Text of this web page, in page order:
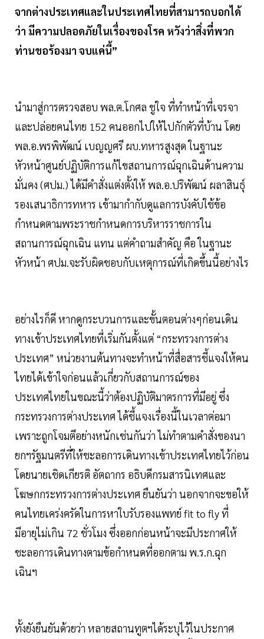
จากต่างประเทศและในประเทศไทยที่สามารถบอกได้
ว่า มีความปลอดภัยในเรื่องของโรค หวังว่าสิ่งที่พวก
ท่านขอร้องมา จบแค่นี้”
นำมาสู่การตรวจสอบ พล.ต.โกศล ชูใจ ที่ทำหน้าที่เจรจา
และปล่อยคนไทย 152 คนออกไปให้ไปกักตัวที่บ้าน โดย
พล.อ.พรพิพัฒน์ เบญญศรี ผบ.ทหารสูงสุด ในฐานะ
หัวหน้าศูนย์ปฏิบัติการแก้ไขสถานการณ์ฉุกเฉินด้านความ
มั่นคง (ศปม.) ได้มีคำสั่งแต่งตั้งให้ พล.อ.ปริพัฒน์ ผลาสินธุ์
รองเสนาธิการทหาร เข้ามากำกับดูแลการบังคับใช้ข้อ
กำหนดตามพระราชกำหนดการบริหารราชการใน
สถานการณ์ฉุกเฉิน แทน แต่คำถามสำคัญ คือ ในฐานะ
หัวหน้า ศปม.จะรับผิดชอบกับเหตุการณ์ที่เกิดขึ้นนี้อย่างไร
อย่างไรก็ดี หากดูกระบวนการและขั้นตอนต่างๆก่อนเดิน
ทางเข้าประเทศไทยที่เริ่มกันตั้งแต่ “กระทรวงการต่าง
ประเทศ” หน่วยงานต้นทางจะทำหน้าที่สื่อสารชี้แจงให้คน
ไทยได้เข้าใจก่อนแล้วเกี่ยวกับสถานการณ์ของ
ประเทศไทยในขณะนี้ว่าต้องปฏิบัติมาตรการที่มีอยู่ ซึ่ง
กระทรวงการต่างประเทศ ได้ชี้แจงเรื่องนี้ในเวลาต่อมา
เพราะถูกโจมตีอย่างหนักเช่นกันว่า ไม่ทำตามคำสั่งของนา
ยกฯรัฐมนตรีที่ให้ชะลอการเดินทางเข้าประเทศไทยไว้ก่อน
โดยนายเชิดเกียรติ อัตถากร อธิบดีกรมสารนิเทศและ
โฆษกกระทรวงการต่างประเทศ ยืนยันว่า นอกจากจะขอให้
คนไทยเคร่งครัดในการหาใบรับรองแพทย์ fit to fly ที่
มีอายุไม่เกิน 72 ชั่วโมง ซึ่งออกก่อนหน้าจะมีประกาศให้
ชะลอการเดินทางตามข้อกำหนดที่ออกตาม พ.ร.ก.ฉุก
เฉินฯ
ทั้งยังยืนยันด้วยว่า หลายสถานทูตฯได้ระบุไว้ในประกาศ